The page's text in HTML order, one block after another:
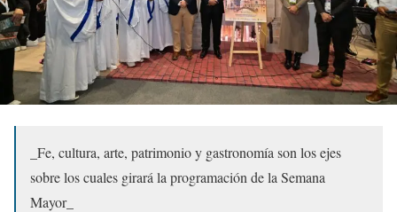
_Fe, cultura, arte, patrimonio y gastronomía son los ejes
sobre los cuales girará la programación de la Semana
Mayor_